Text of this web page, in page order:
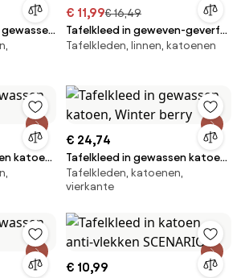
€ 11,99€ 16,49
Tafelkleed in geweven-geverfd
katoen, Navao
Tafelkleden, linnen, katoenen
katoen,
€ 24,74
Tafelkleed in gewassen katoen,
Winter berry
Tafelkleden, katoenen,
vierkante
€ 10,99